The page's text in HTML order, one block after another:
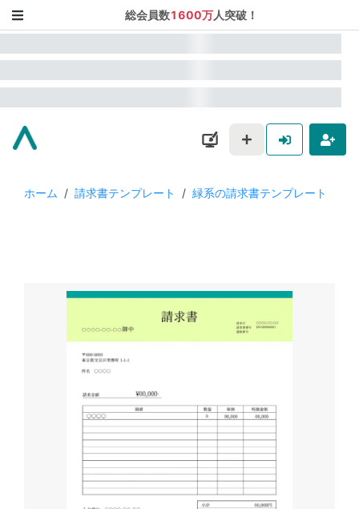
総会員数1600万人突破！
ホーム / 請求書テンプレート / 緑系の請求書テンプレート